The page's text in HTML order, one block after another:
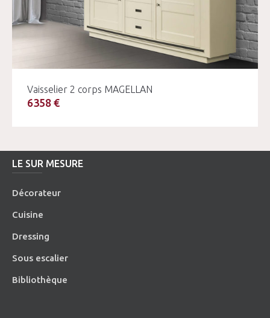
Vaisselier 2 corps MAGELLAN
6358 €
LE SUR MESURE
Décorateur
Cuisine
Dressing
Sous escalier
Bibliothèque